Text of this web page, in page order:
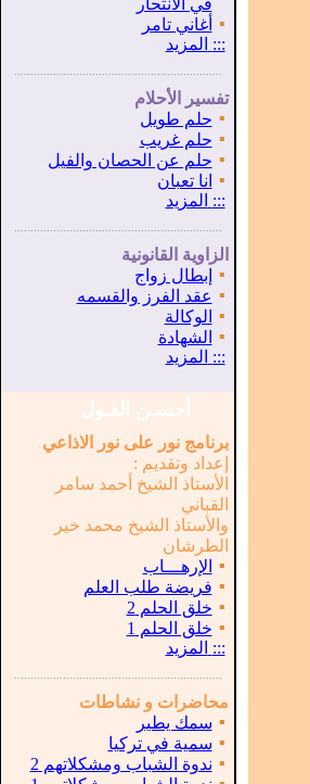
في الانتحار
▪ أغاني تامر
::: المزيد
تفسير الأحلام
▪ حلم طويل
▪ حلم غريب
▪ حلم عن الحصان والفيل
▪
انا تعبان
::: المزيد
الزاوية القانونية
▪
إبطال زواج
▪ عقد الفرز والقسمه
▪
الوكالة
▪
الشهادة
::: المزيد
أحسـن القـول
برنامج نور على نور الاذاعي
إعداد وتقديم :
الأستاذ الشيخ أحمد سامر
القباني
والأستاذ الشيخ محمد خير
الطرشان
▪
الإرهـــاب
▪ فريضة طلب العلم
▪ خلق الحلم 2
▪ خلق الحلم 1
::: المزيد
محاضرات و نشاطات
▪ سمك يطير
▪ سمية في تركيا
▪ ندوة الشباب ومشكلاتهم 2